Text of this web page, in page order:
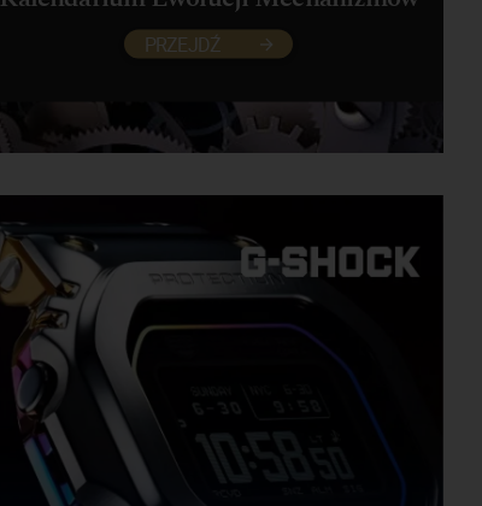
PRZEJDŹ